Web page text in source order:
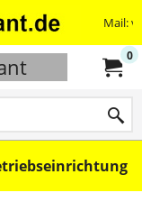
Mail:
0